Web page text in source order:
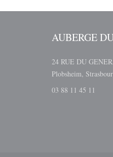
AUBERGE
24 RUE DU
Plobsheim,
03 88 11 45 11